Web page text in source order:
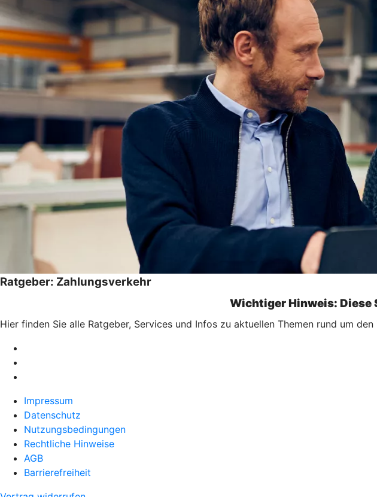
Ratgeber: Zahlungsverkehr
Wichtiger Hinweis: Diese
Hier finden Sie alle Ratgeber, Services und Infos zu aktuellen Themen rund um
Impressum
Datenschutz
Nutzungsbedingungen
Rechtliche Hinweise
AGB
Barrierefreiheit